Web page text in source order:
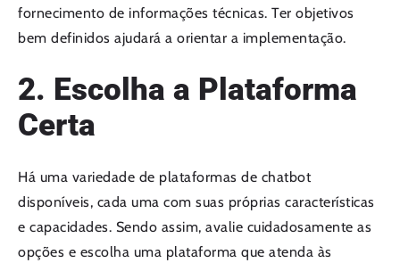
fornecimento de informações técnicas. Ter objetivos
bem definidos ajudará a orientar a implementação.
2. Escolha a Plataforma
Certa
Há uma variedade de plataformas de chatbot
disponíveis, cada uma com suas próprias características
e capacidades. Sendo assim, avalie cuidadosamente as
opções e escolha uma plataforma que atenda às